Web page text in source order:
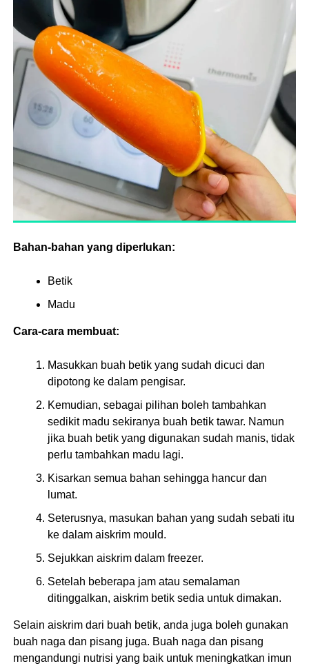
Bahan-bahan yang diperlukan:
Betik
Madu
Cara-cara membuat:
Masukkan buah betik yang sudah dicuci dan
dipotong ke dalam pengisar.
Kemudian, sebagai pilihan boleh tambahkan
sedikit madu sekiranya buah betik tawar. Namun
jika buah betik yang digunakan sudah manis, tidak
perlu tambahkan madu lagi.
Kisarkan semua bahan sehingga hancur dan
lumat.
Seterusnya, masukan bahan yang sudah sebati itu
ke dalam aiskrim mould.
Sejukkan aiskrim dalam freezer.
Setelah beberapa jam atau semalaman
ditinggalkan, aiskrim betik sedia untuk dimakan.
Selain aiskrim dari buah betik, anda juga boleh gunakan
buah naga dan pisang juga. Buah naga dan pisang
mengandungi nutrisi yang baik untuk meningkatkan imun